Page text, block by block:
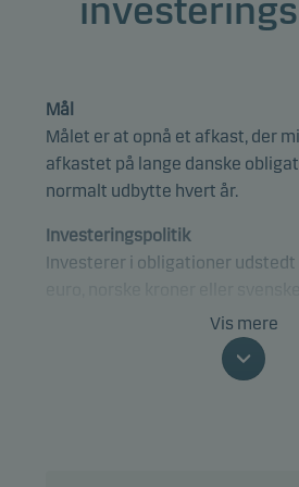
Mål
Målet er at opnå et afkast, der
afkastet på lange danske
normalt udbytte hvert år.
Investeringspolitik
Investerer i obligationer udstedt
op til 30% i erhvervsobligationer.
obligationer skal mindst udgøre
Vis mere